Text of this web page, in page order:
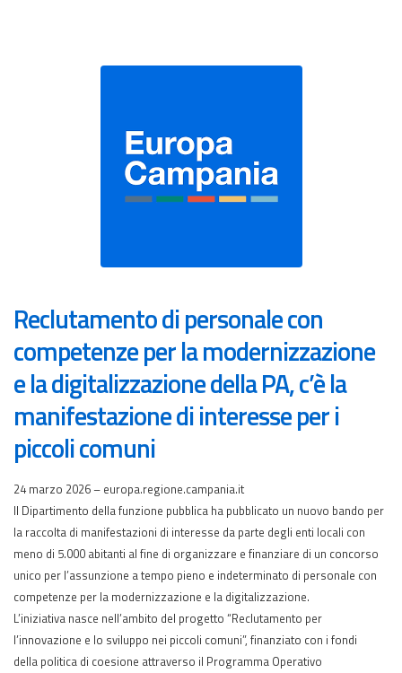
Reclutamento di personale con
competenze per la modernizzazione
e la digitalizzazione della PA, c’è la
manifestazione di interesse per i
piccoli comuni
24 marzo 2026 – europa.regione.campania.it
Il Dipartimento della funzione pubblica ha pubblicato un nuovo bando per
la raccolta di manifestazioni di interesse da parte degli enti locali con
meno di 5.000 abitanti al fine di organizzare e finanziare di un concorso
unico per l’assunzione a tempo pieno e indeterminato di personale con
competenze per la modernizzazione e la digitalizzazione.
L’iniziativa nasce nell’ambito del progetto “Reclutamento per
l’innovazione e lo sviluppo nei piccoli comuni”, finanziato con i fondi
della politica di coesione attraverso il Programma Operativo